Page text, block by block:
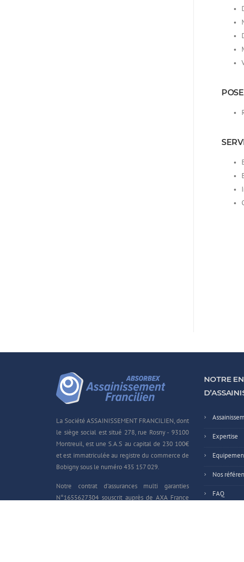
La Société ASSAINISSEMENT FRANCILIEN, dont
le siège social est situé 278, rue Rosny - 93100
Montreuil, est une S.A.S au capital de 230 100€
et est immatriculée au registre du commerce de
Bobigny sous le numéro 435 157 029.
Notre contrat d'assurances multi garanties
N°1655627304 souscrit auprès de AXA France
NOTRE
Expertise
Nos
FAQ